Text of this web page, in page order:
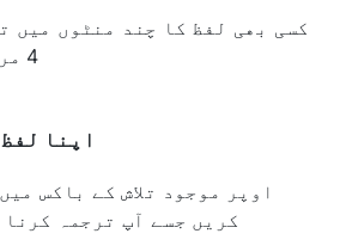
کسی بھی لفظ کا چند منٹوں میں
4 مرحلہ وار رہنمائی
اپنا
اوپر موجود تلاش کے باکس
کریں جسے آپ ترجمہ کرنا